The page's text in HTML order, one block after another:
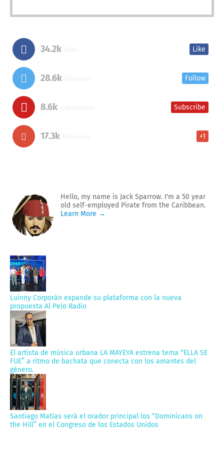
34.2k Like
28.6k Follow
8.6k Subscribe
17.3k +1
Hello, my name is Jack Sparrow. I'm a 50 year
old self-employed Pirate from the Caribbean.
Learn More →
Luinny Corporán expande su plataforma con la nueva
propuesta Al Pelo Radio
El artista de música urbana LA MAYEYA estrena tema “ELLA SE
FUE” a ritmo de bachata que conecta con los amantes del
género.
Santiago Matías será el orador principal los “Dominicans on
the Hill” en el Congreso de los Estados Unidos